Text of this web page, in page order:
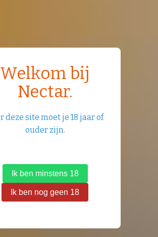
Welkom bij
Nectar.
deze site moet je 18 jaar of
ouder zijn.